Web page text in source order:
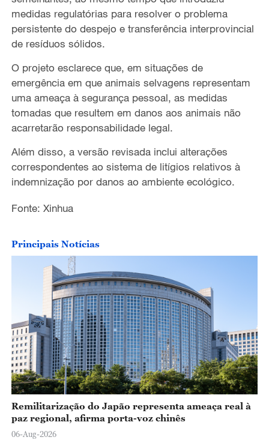
medidas regulatórias para resolver o problema
persistente do despejo e transferência interprovincial
de resíduos sólidos.
O projeto esclarece que, em situações de
emergência em que animais selvagens representam
uma ameaça à segurança pessoal, as medidas
tomadas que resultem em danos aos animais não
acarretarão responsabilidade legal.
Além disso, a versão revisada inclui alterações
correspondentes ao sistema de litígios relativos à
indemnização por danos ao ambiente ecológico.
Fonte: Xinhua
Principais Notícias
Remilitarização do Japão representa ameaça real à
paz regional, afirma porta-voz chinês
06-Aug-2026